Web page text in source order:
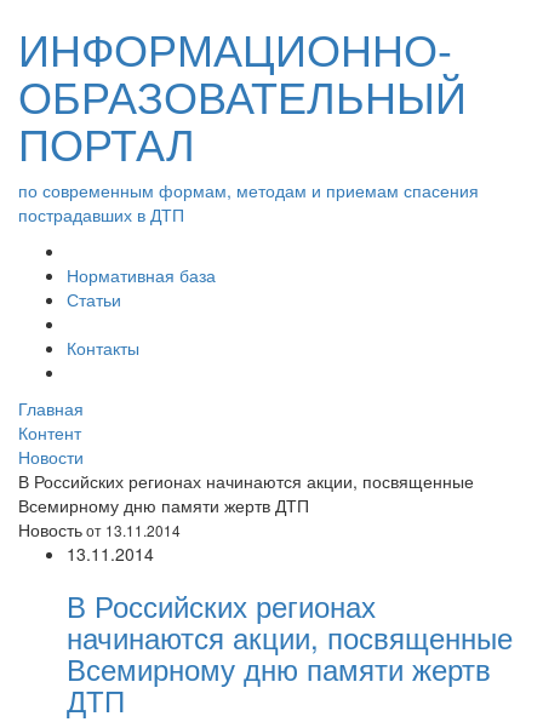
ИНФОРМАЦИОННО-
ОБРАЗОВАТЕЛЬНЫЙ
ПОРТАЛ
по современным формам, методам и приемам спасения
пострадавших в ДТП
Нормативная база
Статьи
Контакты
Главная
Контент
Новости
В Российских регионах начинаются акции, посвященные
Всемирному дню памяти жертв ДТП
Новостьот 13.11.2014
13.11.2014
В Российских регионах
начинаются акции, посвященные
Всемирному дню памяти жертв
ДТП